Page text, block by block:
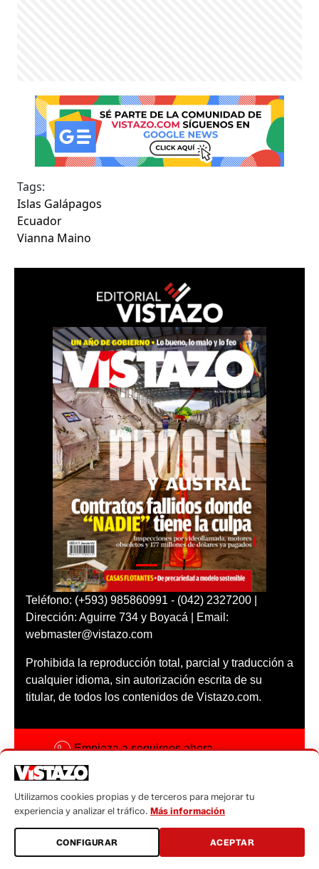
Tags:
Islas Galápagos
Ecuador
Vianna Maino
Teléfono: (+593) 985860991 - (042) 2327200 |
Dirección: Aguirre 734 y Boyacá | Email:
webmaster@vistazo.com
Prohibida la reproducción total, parcial y traducción a
cualquier idioma, sin autorización escrita de su
titular, de todos los contenidos de Vistazo.com.
Empieza a seguirnos ahora
Código ética
Sugerencias a:
sugerencias@vistazo.com
Utilizamos cookies propias y de terceros para mejorar tu
experiencia y analizar el tráfico. Más información
CONFIGURAR ACEPTAR